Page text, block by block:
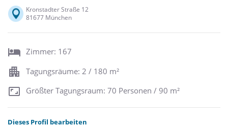
Kronstadter Straße 12
81677 München
Zimmer: 167
Tagungsräume: 2 / 180 m²
Größter Tagungsraum: 70 Personen / 90 m²
Dieses Profil bearbeiten